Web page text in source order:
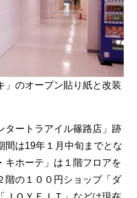
」のオープン貼り紙と改装
ートラアイル篠路店」跡
間は19年１月中旬までとな
キホーテ」は１階フロアを
階の１００円ショップ「ダ